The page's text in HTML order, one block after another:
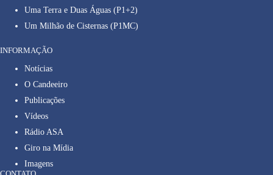
Uma Terra e Duas Águas (P1+2)
Um Milhão de Cisternas (P1MC)
INFORMAÇÃO
Notícias
O Candeeiro
Publicações
Vídeos
Rádio ASA
Giro na Mídia
Imagens